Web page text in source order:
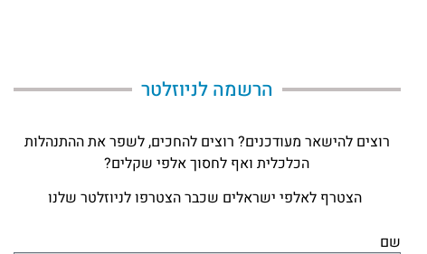
הרשמה לניוזלטר​
רוצים להישאר מעודכנים? רוצים להחכים, לשפר את ההתנהלות
הכלכלית ואף לחסוך אלפי שקלים?
הצטרף לאלפי ישראלים שכבר הצטרפו לניוזלטר שלנו
שם